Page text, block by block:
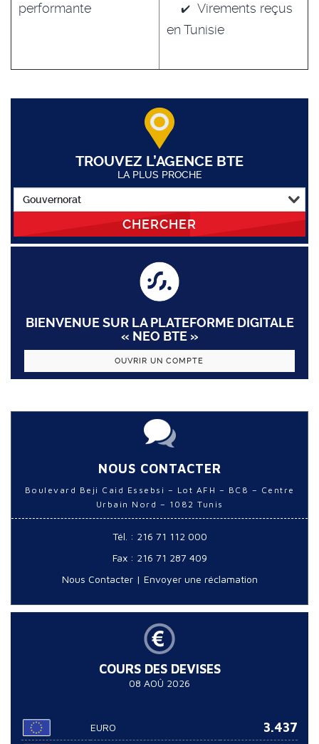
performante
Virements reçus
en Tunisie
TROUVEZ L’AGENCE BTE
LA PLUS PROCHE
CHERCHER
BIENVENUE SUR LA PLATEFORME DIGITALE
« NEO BTE »
OUVRIR UN COMPTE
NOUS CONTACTER
Boulevard Beji Caid Essebsi – Lot AFH – BC8 – Centre
Urbain Nord – 1082 Tunis
Tél. : 216 71 112 000
Fax : 216 71 287 409
Nous Contacter| Envoyer une réclamation
COURS DES DEVISES
08 AOÛ 2026
EURO 3.437